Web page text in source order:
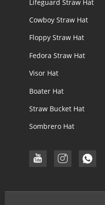
Lifeguard Straw Hat
Cowboy Straw Hat
Floppy Straw Hat
Fedora Straw Hat
Visor Hat
Boater Hat
Straw Bucket Hat
Sombrero Hat